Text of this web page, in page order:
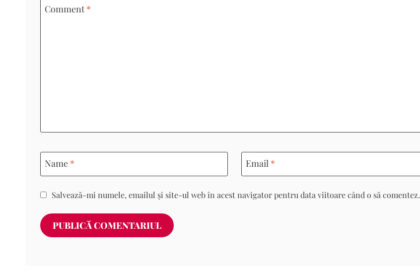
Comment*
Name * Email *
Salvează-mi numele, emailul și site-ul web în acest navigator pentru data viitoare când o să comentez.